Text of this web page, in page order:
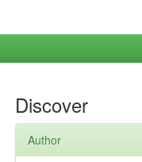
Discover
Author